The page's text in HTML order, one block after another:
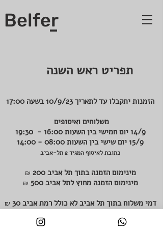
Belfer
תפריט ראש השנה
הזמנות יתקבלו עד לתאריך 10/9/23 בשעה 17:00
משלוחים ואיסופים
14/9 יום חמישי בין השעות 16:00 - 19:30
15/9 יום שישי בין השעות 08:00 - 14:00
כתובת לאיסוף המגיד 2 תל-אביב
מינימוםהזמנה בתוך תל אביב 200 ₪
מינימום הזמנה מחוץ לתל אביב 500 ₪
דמי משלוח בתוך תל אביב לא כולל רמת אביב 30 ₪